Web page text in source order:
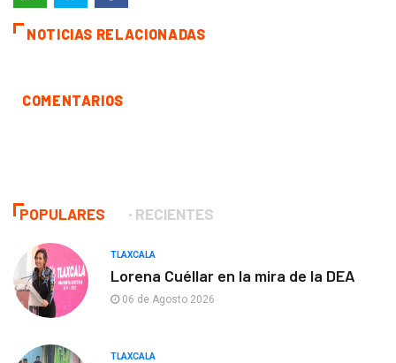
NOTICIAS RELACIONADAS
COMENTARIOS
POPULARES RECIENTES
TLAXCALA
Lorena Cuéllar en la mira de la DEA
06 de Agosto 2026
TLAXCALA